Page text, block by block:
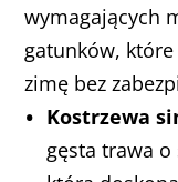
wymagających
gatunków,
zimę bez
Kostrzewa
gęsta trawa